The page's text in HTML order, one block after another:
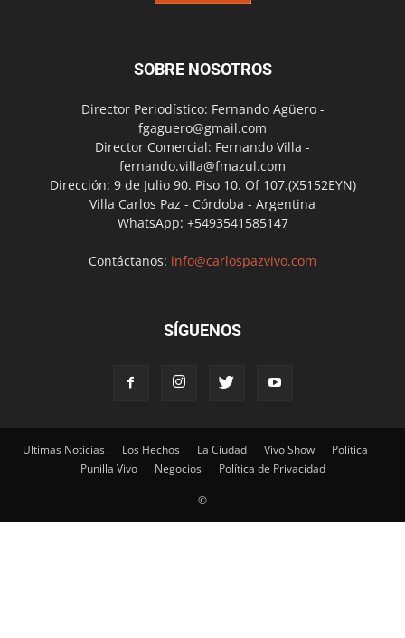
SOBRE NOSOTROS
Director Periodístico: Fernando Agüero -
fgaguero@gmail.com
Director Comercial: Fernando Villa -
fernando.villa@fmazul.com
Dirección: 9 de Julio 90. Piso 10. Of 107.(X5152EYN)
Villa Carlos Paz - Córdoba - Argentina
WhatsApp: +5493541585147
Contáctanos: info@carlospazvivo.com
SÍGUENOS
Ultimas Noticias Los Hechos La Ciudad Vivo Show
Política
Punilla Vivo
Negocios Política de Privacidad
©